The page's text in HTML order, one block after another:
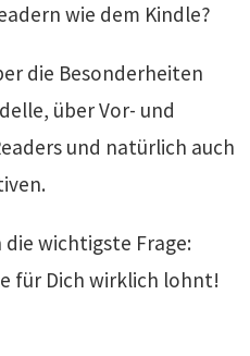
wie dem Kindle?
die Besonderheiten
über Vor- und
und natürlich auch
wichtigste Frage:
für Dich wirklich lohnt!